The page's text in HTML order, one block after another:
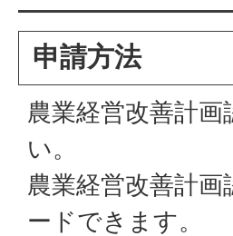
申請方法
農業経営改善計
い。
農業経営改善計
ードできます。